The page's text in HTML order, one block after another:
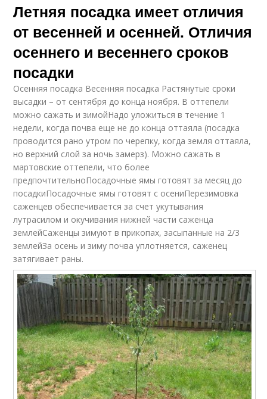
Подкормки при
посадке
Почвы перед
посадкой
Чеснок перед
Чеснок к посадке
Предшественники
для посадки
Почвы для посадки Хитрая посадка
Даты для посадки Луковицы на посадку
Посадка под зиму
Руководство по
посадке
Сорта для осенней
Материал для
Летняя посадка имеет отличия
от весенней и осенней. Отличия
осеннего и весеннего сроков
посадки
Осенняя посадка Весенняя посадка Растянутые сроки
высадки – от сентября до конца ноября. В оттепели
можно сажать и зимойНадо уложиться в течение 1
недели, когда почва еще не до конца оттаяла (посадка
проводится рано утром по черепку, когда земля оттаяла,
но верхний слой за ночь замерз). Можно сажать в
мартовские оттепели, что более
предпочтительноПосадочные ямы готовят за месяц до
посадкиПосадочные ямы готовят с осениПерезимовка
саженцев обеспечивается за счет укутывания
лутрасилом и окучивания нижней части саженца
землейСаженцы зимуют в прикопах, засыпанные на 2/3
землейЗа осень и зиму почва уплотняется, саженец
затягивает раны.